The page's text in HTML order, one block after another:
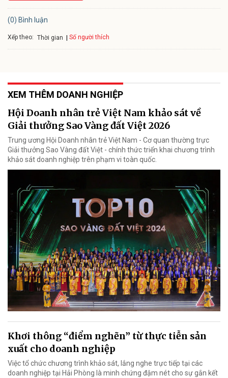
(0) Bình luận
Xếp theo: Thời gian Số người thích
XEM THÊM DOANH NGHIỆP
Hội Doanh nhân trẻ Việt Nam khảo sát về
Giải thưởng Sao Vàng đất Việt 2026
Trung ương Hội Doanh nhân trẻ Việt Nam - Cơ quan thường trực
Giải thưởng Sao Vàng đất Việt - chính thức triển khai chương trình
khảo sát doanh nghiệp trên phạm vi toàn quốc.
Khơi thông “điểm nghẽn” từ thực tiễn sản
xuất cho doanh nghiệp
Việc tổ chức chương trình khảo sát, lắng nghe trực tiếp tại các
doanh nghiệp tại Hải Phòng là minh chứng đậm nét cho sự gắn kết